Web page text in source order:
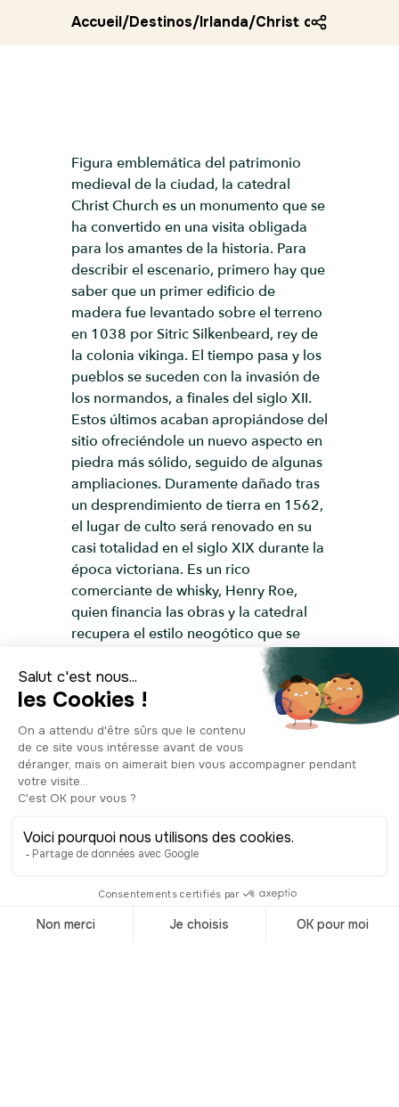
Accueil/Destinos/Irlanda/Christ church
Figura emblemática del patrimonio
medieval de la ciudad, la catedral
Christ Church es un monumento que se
ha convertido en una visita obligada
para los amantes de la historia. Para
describir el escenario, primero hay que
saber que un primer edificio de
madera fue levantado sobre el terreno
en 1038 por Sitric Silkenbeard, rey de
la colonia vikinga. El tiempo pasa y los
pueblos se suceden con la invasión de
los normandos, a finales del siglo XII.
Estos últimos acaban apropiándose del
sitio ofreciéndole un nuevo aspecto en
piedra más sólido, seguido de algunas
ampliaciones. Duramente dañado tras
un desprendimiento de tierra en 1562,
el lugar de culto será renovado en su
casi totalidad en el siglo XIX durante la
época victoriana. Es un rico
comerciante de whisky, Henry Roe,
quien financia las obras y la catedral
recupera el estilo neogótico que se
Considerada el corazón espiritual de la
ciudad, la catedral Christ Church bien
Desafortunadamente, la entrada tiene
un costo, ¡pero el ticket te da acceso al
interior y a la impresionante Cripta de
la Catedral! ¡Es la más importante de
Construida en 1172, se extiende bajo
expone objetos extraños y misteriosos.
pero también el corazón momificado